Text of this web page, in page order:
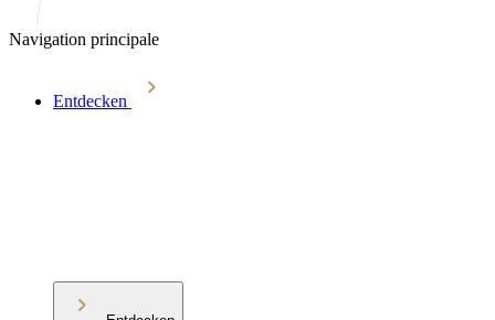
Navigation principale
Entdecken